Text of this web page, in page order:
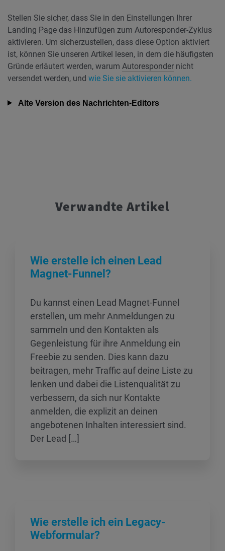
Stellen Sie sicher, dass Sie in den Einstellungen Ihrer
Landing Page das Hinzufügen zum Autoresponder-Zyklus
aktivieren. Um sicherzustellen, dass diese Option aktiviert
ist, können Sie unseren Artikel lesen, in dem die häufigsten
Gründe erläutert werden, warum Autoresponder nicht
versendet werden, und wie Sie sie aktivieren können.
Alte Version des Nachrichten-Editors
Verwandte Artikel
Wie erstelle ich einen Lead
Magnet-Funnel?
Du kannst einen Lead Magnet-Funnel
erstellen, um mehr Anmeldungen zu
sammeln und den Kontakten als
Gegenleistung für ihre Anmeldung ein
Freebie zu senden. Dies kann dazu
beitragen, mehr Traffic auf deine Liste zu
lenken und dabei die Listenqualität zu
verbessern, da sich nur Kontakte
anmelden, die explizit an deinen
angebotenen Inhalten interessiert sind.
Der Lead […]
Wie erstelle ich ein Legacy-
Webformular?